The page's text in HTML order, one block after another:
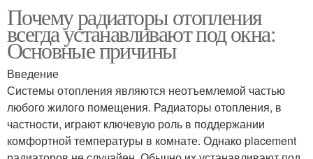
Почему радиаторы отопления
всегда устанавливают под окна:
Основные причины
Введение
Системы отопления являются неотъемлемой частью
любого жилого помещения. Радиаторы отопления, в
частности, играют ключевую роль в поддержании
комфортной температуры в комнате. Однако placement